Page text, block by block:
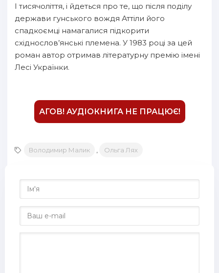
14
15
16
17
22
24
25
26
27
І тисячоліття, і йдеться про те, що після поділу
держави гунського вождя Аттіли його
спадкоємці намагалися підкорити
східнослов’янські племена. У 1983 році за цей
роман автор отримав літературну премію імені
Лесі Українки.
АГОВ! АУДІОКНИГА НЕ ПРАЦЮЄ!
Володимир Малик Ольга Лях